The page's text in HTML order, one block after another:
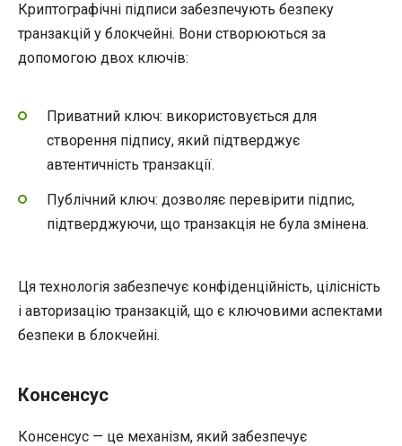
Криптографічні підписи забезпечують безпеку
транзакцій у блокчейні. Вони створюються за
допомогою двох ключів:
Приватний ключ: використовується для
створення підпису, який підтверджує
автентичність транзакції.
Публічний ключ: дозволяє перевірити підпис,
підтверджуючи, що транзакція не була змінена.
Ця технологія забезпечує конфіденційність, цілісність
і авторизацію транзакцій, що є ключовими аспектами
безпеки в блокчейні.
Консенсус
Консенсус — це механізм, який забезпечує